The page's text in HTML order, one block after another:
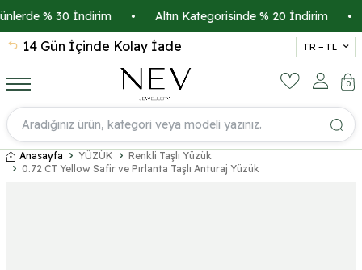
% 30 İndirim Altın Kategorisinde % 20 İndirim
14 Gün İçinde Kolay İade TR − TL
0
Anasayfa YÜZÜK
Renkli Taşlı Yüzük
0.72 CT Yellow Safir ve Pırlanta Taşlı Anturaj Yüzük